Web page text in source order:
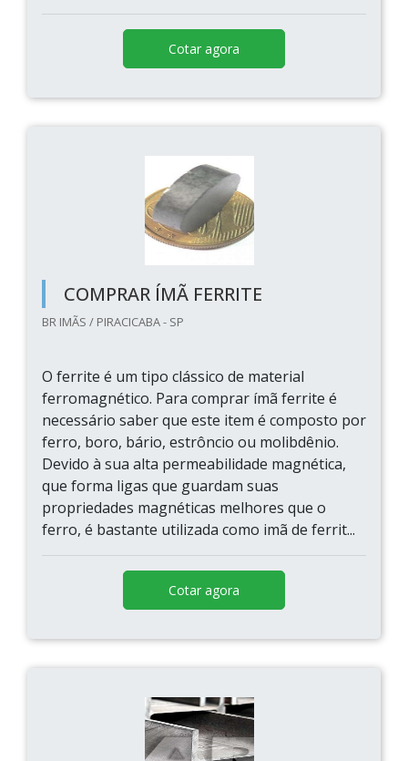
Cotar agora
COMPRAR ÍMÃ FERRITE
BR IMÃS / PIRACICABA - SP
O ferrite é um tipo clássico de material
ferromagnético. Para comprar ímã ferrite é
necessário saber que este item é composto por
ferro, boro, bário, estrôncio ou molibdênio.
Devido à sua alta permeabilidade magnética,
que forma ligas que guardam suas
propriedades magnéticas melhores que o
ferro, é bastante utilizada como imã de ferrit...
Cotar agora